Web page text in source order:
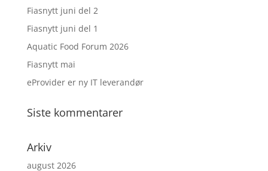
Fiasnytt juni del 2
Fiasnytt juni del 1
Aquatic Food Forum 2026
Fiasnytt mai
eProvider er ny IT leverandør
Siste kommentarer
Arkiv
august 2026